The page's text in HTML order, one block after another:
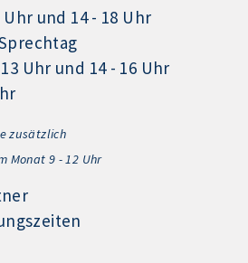
und 14 - 18 Uhr
Uhr und 14 - 16 Uhr
zusätzlich
Monat 9 - 12 Uhr